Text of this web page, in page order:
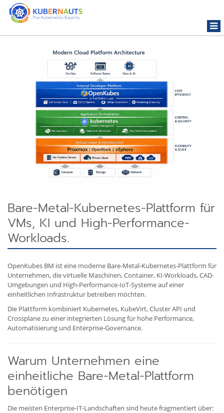
Bare-Metal-Kubernetes-Plattform für
VMs, KI und High-Performance-
Workloads.
OpenKubes BM ist eine moderne Bare-Metal-Kubernetes-Plattform für
Unternehmen, die virtuelle Maschinen, Container, KI-Workloads, CAD-
Umgebungen und High-Performance-IoT-Systeme auf einer
einheitlichen Infrastruktur betreiben möchten.
Die Plattform kombiniert Kubernetes, KubeVirt, Cluster API und
Crossplane zu einer integrierten Lösung für hohe Performance,
Automatisierung und Enterprise-Governance.
Warum Unternehmen eine
einheitliche Bare-Metal-Plattform
benötigen
Die meisten Enterprise-IT-Landschaften sind heute fragmentiert über: